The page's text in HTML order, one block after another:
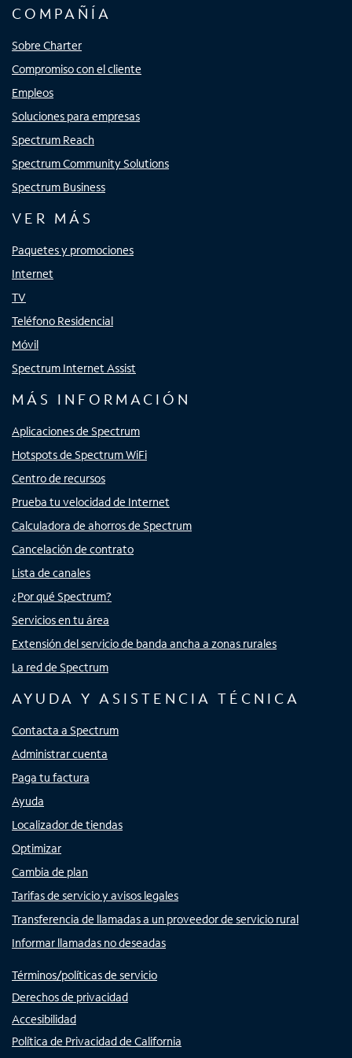
COMPAÑÍA
Sobre Charter
Compromiso con el cliente
Empleos
Soluciones para empresas
Spectrum Reach
Spectrum Community Solutions
Spectrum Business
VER MÁS
Paquetes y promociones
Internet
TV
Teléfono Residencial
Móvil
Spectrum Internet Assist
MÁS INFORMACIÓN
Aplicaciones de Spectrum
Hotspots de Spectrum WiFi
Centro de recursos
Prueba tu velocidad de Internet
Calculadora de ahorros de Spectrum
Cancelación de contrato
Lista de canales
¿Por qué Spectrum?
Servicios en tu área
Extensión del servicio de banda ancha a zonas rurales
La red de Spectrum
AYUDA Y ASISTENCIA TÉCNICA
Contacta a Spectrum
Administrar cuenta
Paga tu factura
Ayuda
Localizador de tiendas
Optimizar
Cambia de plan
Tarifas de servicio y avisos legales
Transferencia de llamadas a un proveedor de servicio rural
Informar llamadas no deseadas
Términos/políticas de servicio
Derechos de privacidad
Accesibilidad
Política de Privacidad de California